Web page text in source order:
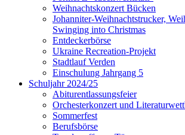
Weihnachtskonzert Bücken
Johanniter-Weihnachtstrucker,
Swinging into Christmas
Entdeckerbörse
Ukraine Recreation-Projekt
Stadtlauf Verden
Einschulung Jahrgang 5
Schuljahr 2024/25
Abiturentlassungsfeier
Orchesterkonzert und
Sommerfest
Berufsbörse